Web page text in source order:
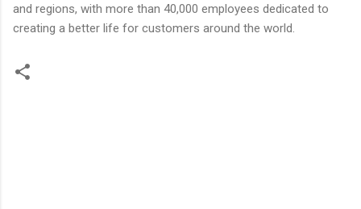
and regions, with more than 40,000 employees dedicated to
creating a better life for customers around the world.